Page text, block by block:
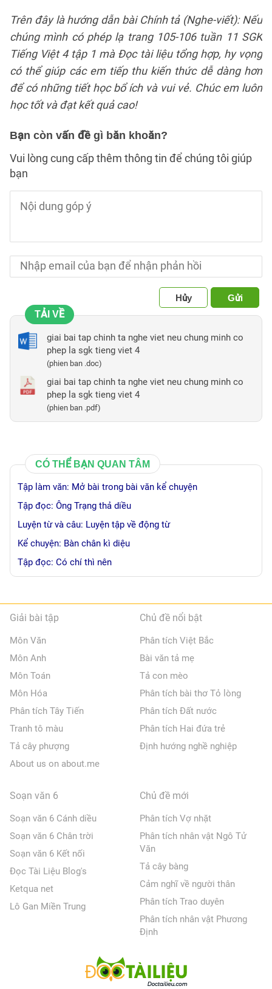
Trên đây là hướng dẫn bài Chính tả (Nghe-viết): Nếu
chúng mình có phép lạ trang 105-106 tuần 11 SGK
Tiếng Việt 4 tập 1 mà Đọc tài liệu tổng hợp, hy vọng
có thể giúp các em tiếp thu kiến thức dễ dàng hơn
để có những tiết học bổ ích và vui vẻ. Chúc em luôn
học tốt và đạt kết quả cao!
Bạn còn vấn đề gì băn khoăn?
Vui lòng cung cấp thêm thông tin để chúng tôi giúp
bạn
Hủy
Gửi
TẢI VỀ
giai bai tap chinh ta nghe viet neu chung minh co
phep la sgk tieng viet 4
(phien ban .doc)
giai bai tap chinh ta nghe viet neu chung minh co
phep la sgk tieng viet 4
(phien ban .pdf)
CÓ THỂ BẠN QUAN TÂM
Tập làm văn: Mở bài trong bài văn kể chuyện
Tập đọc: Ông Trạng thả diều
Luyện từ và câu: Luyện tập về động từ
Kể chuyện: Bàn chân kì diệu
Tập đọc: Có chí thì nên
Giải bài tập
Môn Văn
Môn Anh
Môn Toán
Môn Hóa
Phân tích Tây Tiến
Tranh tô màu
Tả cây phượng
About us on about.me
Chủ đề nổi bật
Phân tích Việt Bắc
Bài văn tả mẹ
Tả con mèo
Phân tích bài thơ Tỏ lòng
Phân tích Đất nước
Phân tích Hai đứa trẻ
Định hướng nghề nghiệp
Soạn văn 6
Soạn văn 6 Cánh diều
Soạn văn 6 Chân trời
Soạn văn 6 Kết nối
Đọc Tài Liệu Blog's
Ketqua net
Lô Gan Miền Trung
Chủ đề mới
Phân tích Vợ nhặt
Phân tích nhân vật Ngô Tử
Văn
Tả cây bàng
Cảm nghĩ về người thân
Phân tích Trao duyên
Phân tích nhân vật Phương
Định